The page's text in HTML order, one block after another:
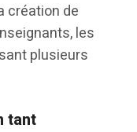
création de
les
plusieurs
tant